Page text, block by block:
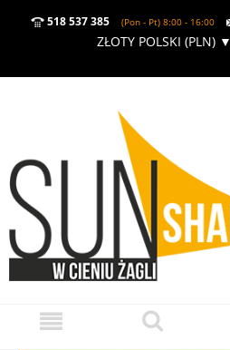
518 537 385 (Pon - Pt) 8:00 - 16:00
ZŁOTY POLSKI (PLN)▼